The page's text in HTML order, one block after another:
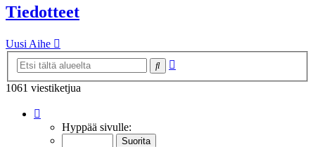
Tiedotteet
Uusi Aihe
Etsi
1061 viestiketjua
22 Hyppää sivulle: